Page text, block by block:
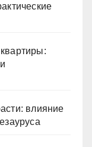
влияние